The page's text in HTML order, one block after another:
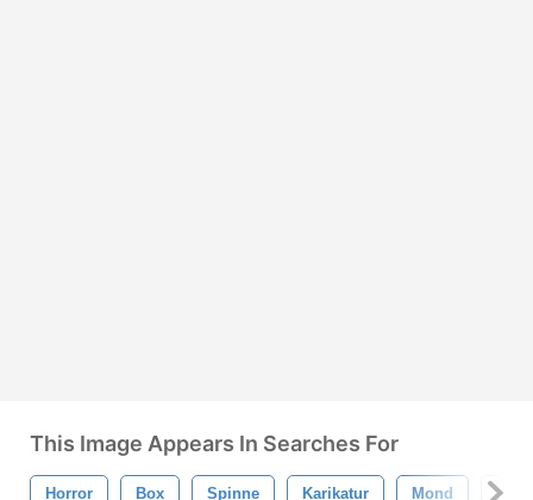
This Image Appears In Searches For
Horror Box Spinne Karikatur Mond